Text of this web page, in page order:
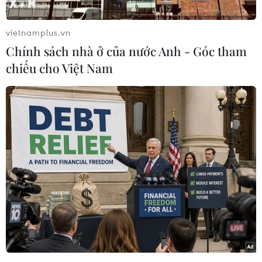
đầm già" phải đón nhận hai thất bại.
Kết quả chi tiết:
Premier League
Aston Villa - Liverpool 0-1
Daniel Sturridge 21
Southampton - Sunderland 1-1
Jose Fonte 88 - Emanuele Giaccherini 3
Newcastle United - West Ham United
Hull City - Norwich City 1-0
Robert Brady 22pen
vietnamplus.vn
Chính sách nhà ở của nước Anh - Góc tham
chiếu cho Việt Nam